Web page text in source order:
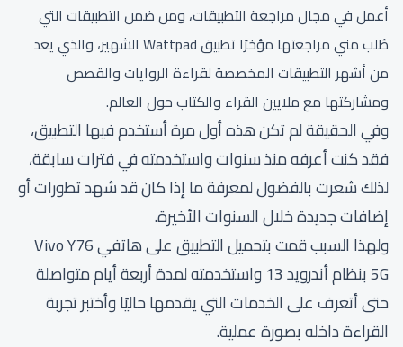
أعمل في مجال مراجعة التطبيقات، ومن ضمن التطبيقات التي
طُلب مني مراجعتها مؤخرًا تطبيق Wattpad الشهير، والذي يعد
من أشهر التطبيقات المخصصة لقراءة الروايات والقصص
ومشاركتها مع ملايين القراء والكتاب حول العالم.
وفي الحقيقة لم تكن هذه أول مرة أستخدم فيها التطبيق،
فقد كنت أعرفه منذ سنوات واستخدمته في فترات سابقة،
لذلك شعرت بالفضول لمعرفة ما إذا كان قد شهد تطورات أو
إضافات جديدة خلال السنوات الأخيرة.
ولهذا السبب قمت بتحميل التطبيق على هاتفي Vivo Y76
5G بنظام أندرويد 13 واستخدمته لمدة أربعة أيام متواصلة
حتى أتعرف على الخدمات التي يقدمها حاليًا وأختبر تجربة
القراءة داخله بصورة عملية.